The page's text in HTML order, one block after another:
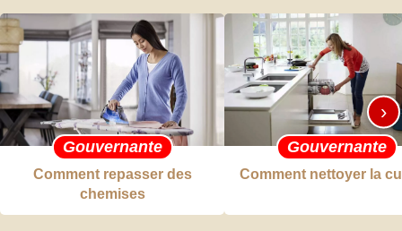
Gouvernante
Comment repasser des
chemises
Gouvernante
Comment nettoyer la
›